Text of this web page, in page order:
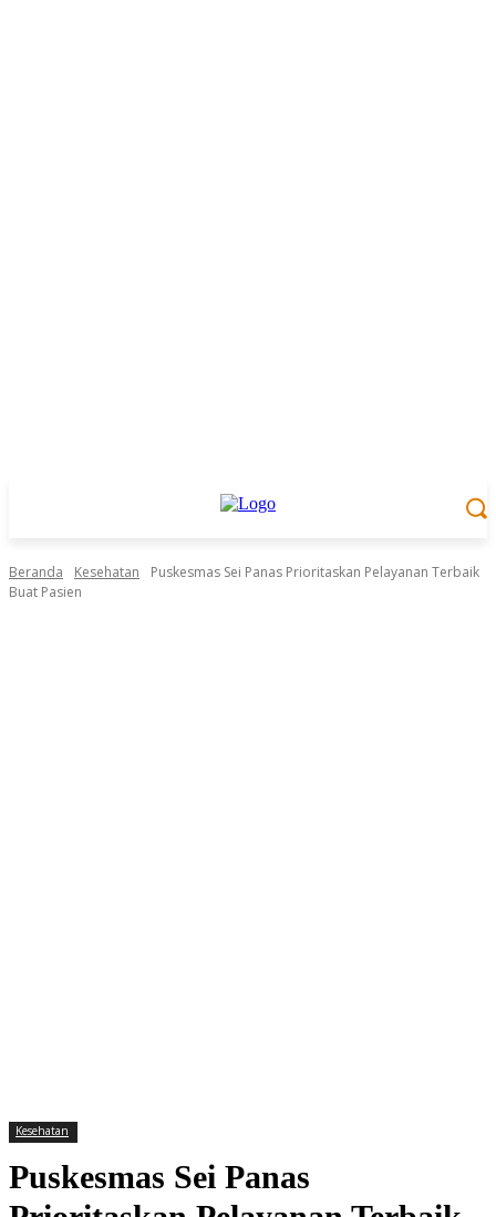
Beranda Kesehatan
Puskesmas Sei Panas Prioritaskan Pelayanan Terbaik
Buat Pasien
Kesehatan
Puskesmas Sei Panas